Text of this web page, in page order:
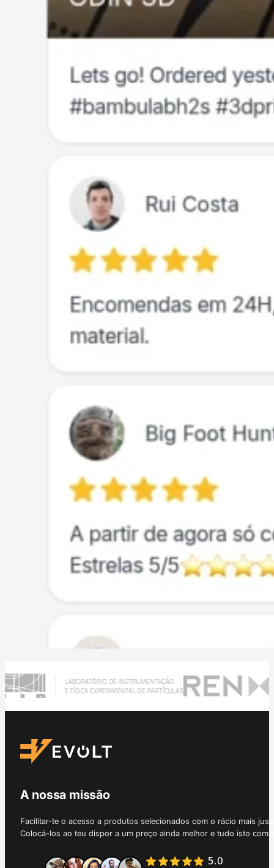
A nossa missão
Facilitar-te o acesso a produtos selecionados com o rácio mais
Colocá-los ao teu dispor a um preço ainda melhor e tudo isto